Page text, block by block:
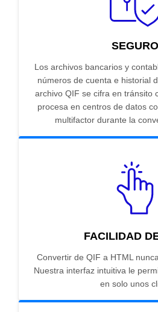
SEGURO
Los archivos bancarios y
números de cuenta e historial
archivo QIF se cifra en tránsito
procesa en centros de datos
multifactor durante la
FACILIDAD
Convertir de QIF a HTML
Nuestra interfaz intuitiva le
en solo unos